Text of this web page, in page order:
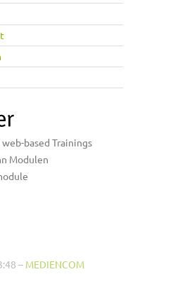
based Trainings
Modulen
– MEDIENCOM